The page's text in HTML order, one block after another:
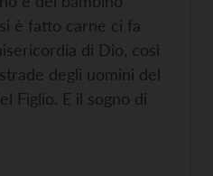
è fatto carne ci fa
di Dio, così
degli uomini del
Figlio. E il sogno di